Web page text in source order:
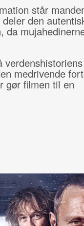
står
den
da
medrivende
gør filmen til en